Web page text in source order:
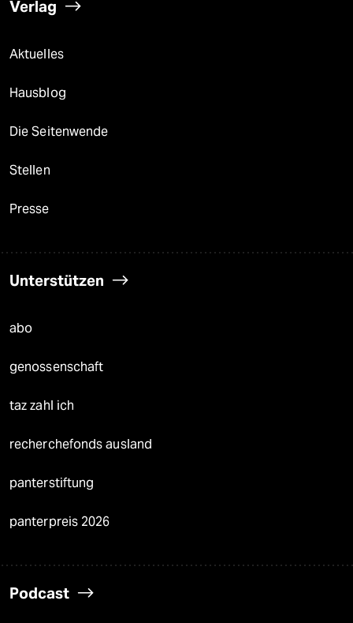
Verlag
Aktuelles
Hausblog
Die Seitenwende
Stellen
Presse
Unterstützen
abo
genossenschaft
taz zahl ich
recherchefonds ausland
panterstiftung
panterpreis 2026
Podcast